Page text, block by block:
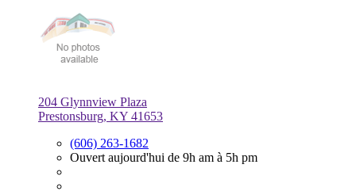
204 Glynnview Plaza
Prestonsburg, KY 41653
(606) 263-1682
Ouvert aujourd'hui de 9h am à 5h pm